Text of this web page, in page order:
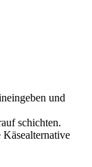
und
schichten.